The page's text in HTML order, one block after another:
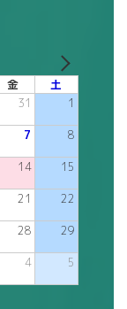
金 土
31 1
7 8
14 15
21 22
28 29
4 5